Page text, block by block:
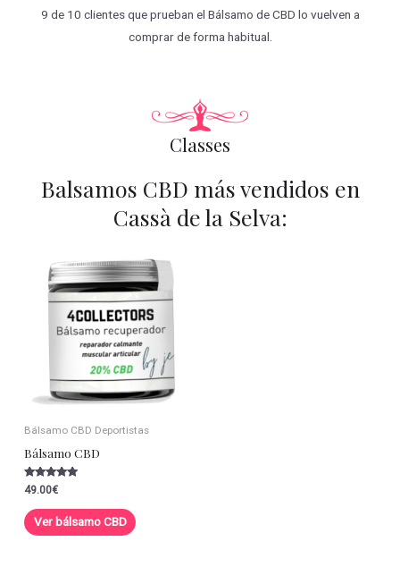
9 de 10 clientes que prueban el Bálsamo de CBD lo vuelven a
comprar de forma habitual.
Classes
Balsamos CBD más vendidos en
Cassà de la Selva:
Bálsamo CBD Deportistas
Bálsamo CBD
Valorado con
5.00
de 5
49.00€
Ver bálsamo CBD